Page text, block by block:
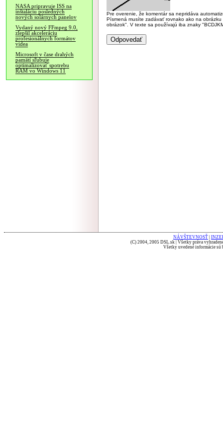
NASA pripravuje ISS na
inštaláciu posledných
nových solárnych panelov
Vydaný nový FFmpeg 9.0,
zlepšil akceleráciu
profesionálnych formátov
videa
Microsoft v čase drahých
pamätí sľubuje
optimalizovať spotrebu
RAM vo Windows 11
Pre overenie, že komentár sa nepridáva
Písmená musíte zadávať rovnako ako na
obrázok". V texte sa používajú iba znaky
NÁVŠTEVNOSŤ
(C) 2004, 2005 DSL.sk | Všetky práva
Všetky uvedené informácie sú